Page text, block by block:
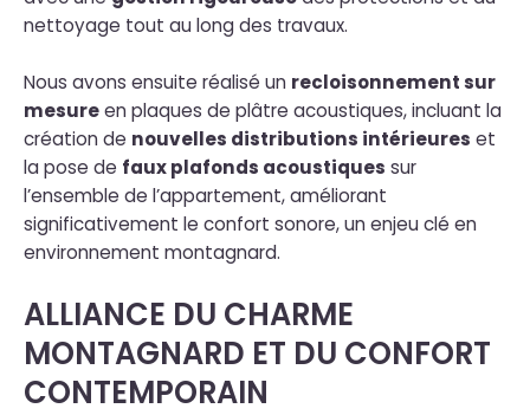
nettoyage tout au long des travaux.
Nous avons ensuite réalisé un recloisonnement sur
mesureen plaques de plâtre acoustiques, incluant la
création de nouvelles distributions intérieures et
la pose de faux plafonds acoustiques sur
l’ensemble de l’appartement, améliorant
significativement le confort sonore, un enjeu clé en
environnement montagnard.
ALLIANCE DU CHARME
MONTAGNARD ET DU CONFORT
CONTEMPORAIN